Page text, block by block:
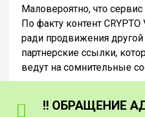
Маловероятно, что
По факту контент
ради продвижения
партнерские ссылки,
ведут на сомнительные
‼️ ОБРАЩЕНИЕ